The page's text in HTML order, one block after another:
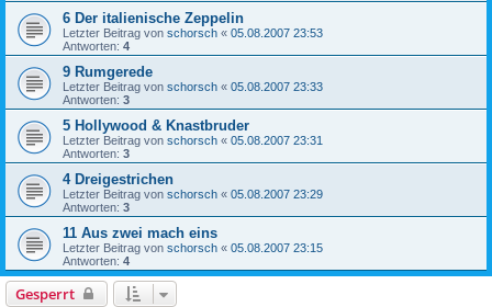
6 Der italienische Zeppelin
Letzter Beitrag von schorsch « 05.08.2007 23:53
Antworten: 4
9 Rumgerede
Letzter Beitrag von schorsch « 05.08.2007 23:33
Antworten: 3
5 Hollywood & Knastbruder
Letzter Beitrag von schorsch « 05.08.2007 23:31
Antworten: 3
4 Dreigestrichen
Letzter Beitrag von schorsch « 05.08.2007 23:29
Antworten: 3
11 Aus zwei mach eins
Letzter Beitrag von schorsch « 05.08.2007 23:15
Antworten: 4
Gesperrt